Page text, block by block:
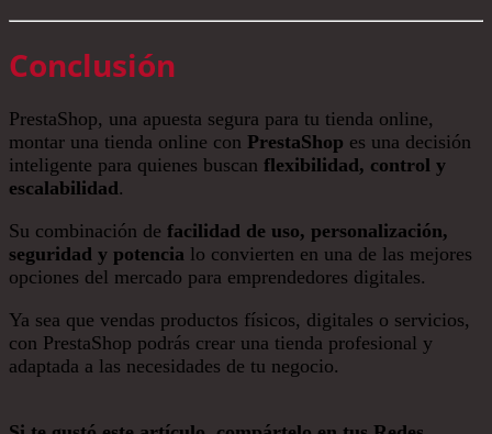
Conclusión
PrestaShop, una apuesta segura para tu tienda online,
montar una tienda online con PrestaShop es una decisión
inteligente para quienes buscan flexibilidad, control y
escalabilidad.
Su combinación de facilidad de uso, personalización,
seguridad y potencia lo convierten en una de las mejores
opciones del mercado para emprendedores digitales.
Ya sea que vendas productos físicos, digitales o servicios,
con PrestaShop podrás crear una tienda profesional y
adaptada a las necesidades de tu negocio.